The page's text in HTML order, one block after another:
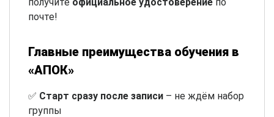
почте!
Главные преимущества обучения в
«АПОК»
✅ Старт сразу после записи – не ждём набор
группы